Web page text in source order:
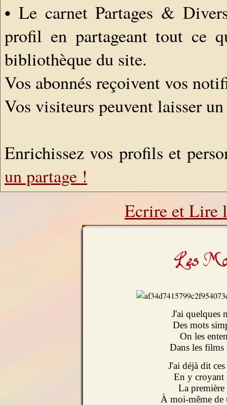
• Le carnet Partages &
profil en partageant tout ce
bibliothèque du site.
Vos abonnés reçoivent vos
Vos visiteurs peuvent laisser
Enrichissez vos profils et
un partage !
Ecrire et Lire
Les
J'ai quelques
Des mots
On les
Dans les films
J'ai déjà dit
En y croyant
La
À moi-même de